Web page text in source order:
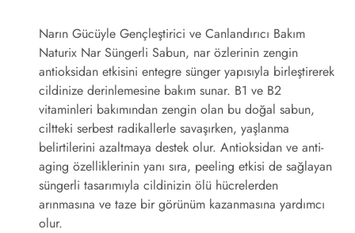
Narın Gücüyle Gençleştirici ve Canlandırıcı Bakım
Naturix Nar Süngerli Sabun, nar özlerinin zengin
antioksidan etkisini entegre sünger yapısıyla birleştirerek
cildinize derinlemesine bakım sunar. B1 ve B2
vitaminleri bakımından zengin olan bu doğal sabun,
ciltteki serbest radikallerle savaşırken, yaşlanma
belirtilerini azaltmaya destek olur. Antioksidan ve anti-
aging özelliklerinin yanı sıra, peeling etkisi de sağlayan
süngerli tasarımıyla cildinizin ölü hücrelerden
arınmasına ve taze bir görünüm kazanmasına yardımcı
olur.